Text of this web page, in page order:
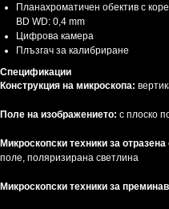
Планахроматичен обектив с
BD WD: 0,4 mm
Цифрова камера
Плъзгач за калибриране
Спецификации
Конструкция на микроскопа:
Поле на изображението: с плоско
Микроскопски техники за
поле, поляризирана светлина
Микроскопски техники за